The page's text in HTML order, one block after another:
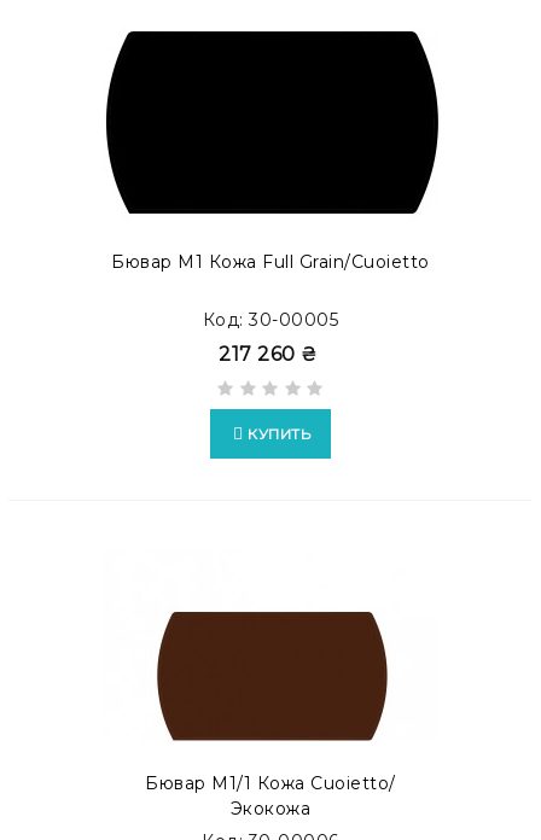
Бювар М1 Кожа Full Grain/Cuoietto
Код: 30-00005
217 260 ₴
КУПИТЬ
Бювар М1/1 Кожа Cuoietto/
Экокожа